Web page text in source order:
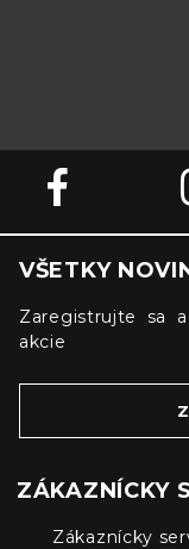
VŠETKY
Zaregistrujte sa
akcie
ZÁKAZNÍCKY
Zákaznícky